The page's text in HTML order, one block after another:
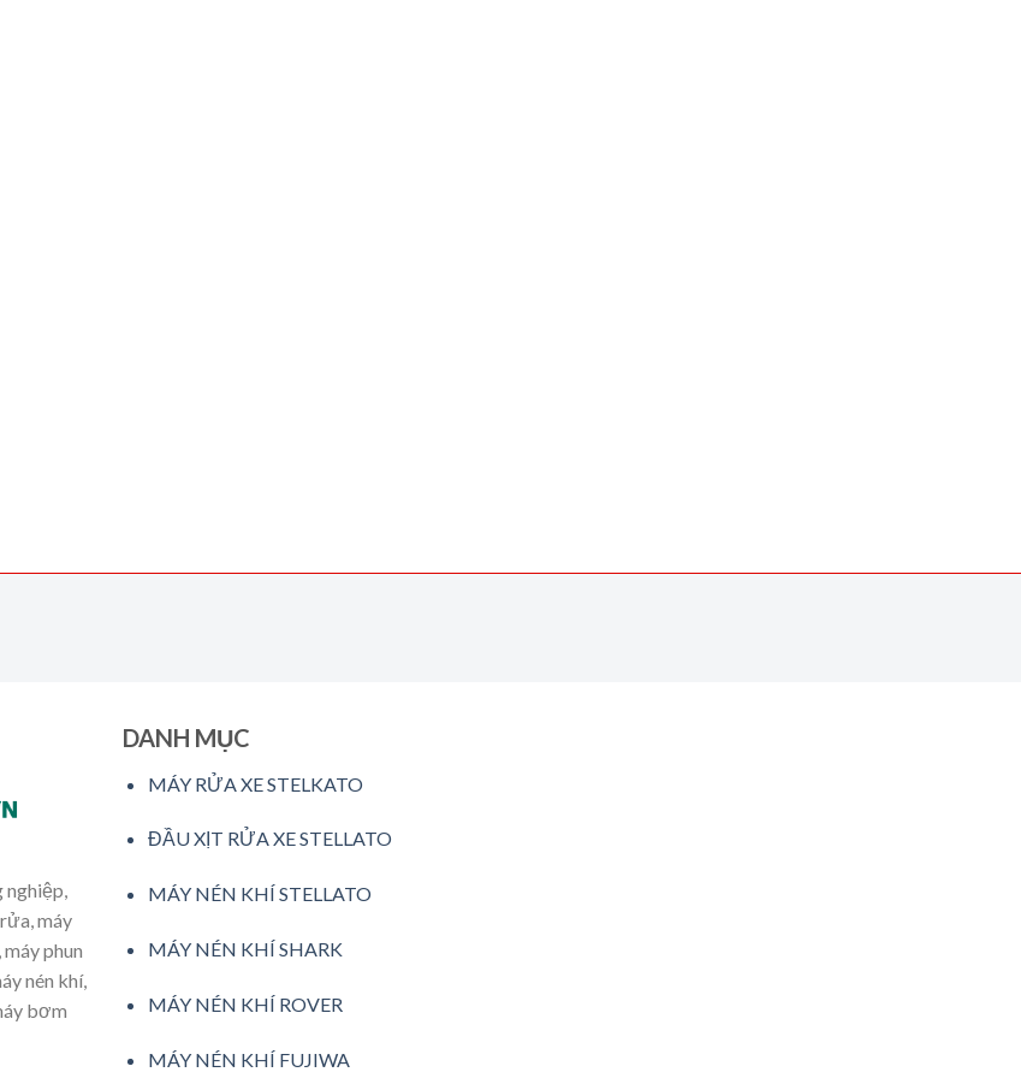
máy
phun
nén khí,
bơm
DANH MỤC
MÁY RỬA XE STELKATO
ĐẦU XỊT RỬA XE STELLATO
MÁY NÉN KHÍ STELLATO
MÁY NÉN KHÍ SHARK
MÁY NÉN KHÍ ROVER
MÁY NÉN KHÍ FUJIWA